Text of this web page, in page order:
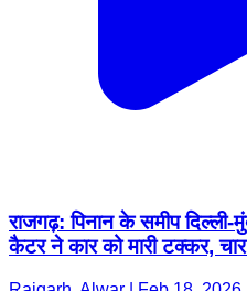
राजगढ़: पिनान के समीप
कैटर ने कार को मारी टक्कर,